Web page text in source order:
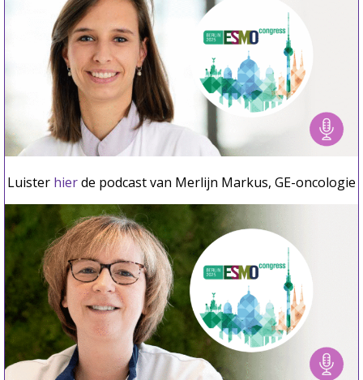
Luister hierde podcast van Merlijn Markus, GE-oncologie